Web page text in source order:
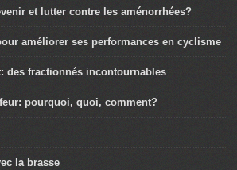
et lutter contre les aménorrhées?
améliorer ses performances en cyclisme
des fractionnés incontournables
pourquoi, quoi, comment?
la brasse